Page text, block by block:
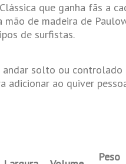
que ganha fãs a
de madeira de
de surfistas.
andar solto ou
adicionar ao quiver
Peso